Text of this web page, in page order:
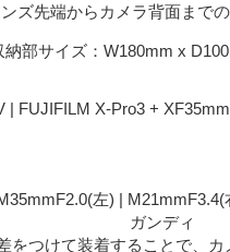
ズ先端からカメラ背面まで
納部サイズ：W180mm x
| FUJIFILM X-Pro3 +
左) |
ガンディ
をつけて装着することで、